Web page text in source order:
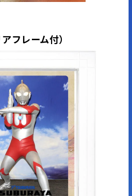
フレーム付）